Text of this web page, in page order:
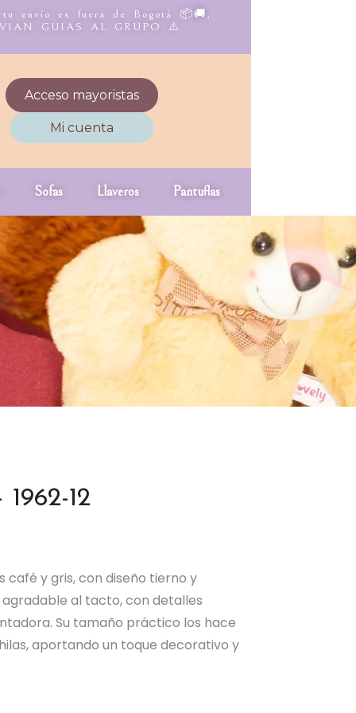
envío es fuera de Bogotá 📦🚚,
GUIAS AL GRUPO ⚠️
Acceso mayoristas
Mi cuenta
Sofas Llaveros Pantuflas
12
y gris, con diseño tierno y
al tacto, con detalles
Su tamaño práctico los hace
aportando un toque decorativo y